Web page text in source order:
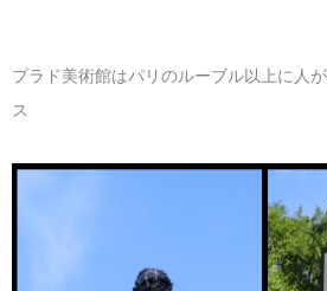
プラド美術館はパリのルーブル以上に人
ス